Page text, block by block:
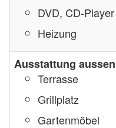
DVD, CD-Player
Heizung
Ausstattung
Terrasse
Grillplatz
Gartenmöbel